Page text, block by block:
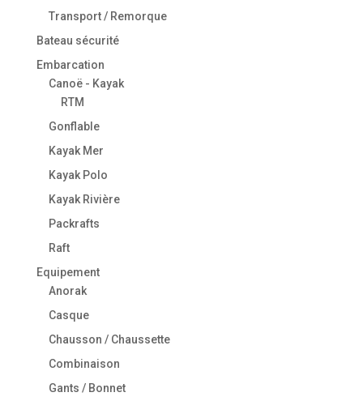
Transport / Remorque
Bateau sécurité
Embarcation
Canoë - Kayak
RTM
Gonflable
Kayak Mer
Kayak Polo
Kayak Rivière
Packrafts
Raft
Equipement
Anorak
Casque
Chausson / Chaussette
Combinaison
Gants / Bonnet